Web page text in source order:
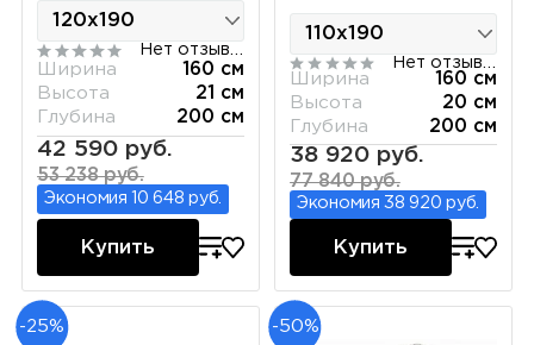
Ширина
160 см
Высота
21 см
Глубина
200 см
42 590 руб.
53 238 руб.
Экономия 10 648 руб.
Купить
Ширина
160 см
Высота
20 см
Глубина
200 см
38 920 руб.
77 840 руб.
Экономия 38 920 руб.
Купить
-25% -50%